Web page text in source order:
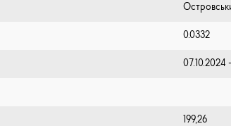
0.0332
07.10.2024
199,26